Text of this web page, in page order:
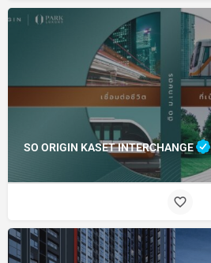
SO ORIGIN KASET INTERCHANGE